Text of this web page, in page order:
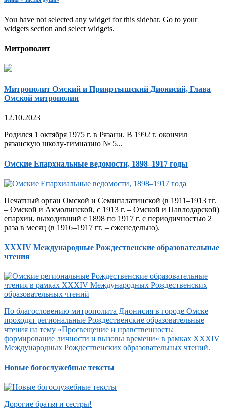
You have not selected any widget for this sidebar. Go to your
widgets section and select widgets.
Митрополит
Митрополит Омский и Прииртышский Дионисий, Глава
Омской митрополии
12.10.2023
Родился 1 октября 1975 г. в Рязани. В 1992 г. окончил
рязанскую школу-гимназию № 5...
Омские Епархиальные ведомости, 1898–1917 годы
Печатный орган Омской и Семипалатинской (в 1911–1913 гг.
– Омской и Акмолинской, с 1913 г. – Омской и Павлодарской)
епархии, выходивший с 1898 по 1917 г. с периодичностью 2
раза в месяц (в 1916–1917 гг. – еженедельно).
XXXIV Международные Рождественские образовательные
чтения
По благословению митрополита Дионисия в городе Омске
проходят региональные Рождественские образовательные
чтения на тему «Просвещение и нравственность:
формирование личности и вызовы времени» в рамках XXXIV
Международных Рождественских образовательных чтений.
Новые богослужебные тексты
Дорогие братья и сестры!